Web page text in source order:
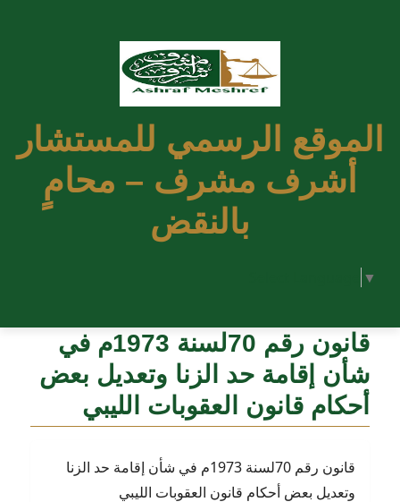
الموقع الرسمي للمستشار
أشرف مشرف – محامٍ
بالنقض
▼
قانون رقم 70لسنة 1973م في
شأن إقامة حد الزنا وتعديل بعض
أحكام قانون العقوبات الليبي
قانون رقم 70لسنة 1973م في شأن إقامة حد الزنا
وتعديل بعض أحكام قانون العقوبات الليبي